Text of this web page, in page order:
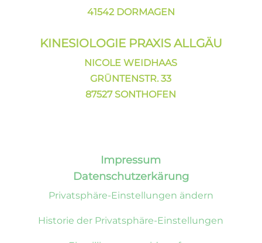
41542 DORMAGEN
KINESIOLOGIE PRAXIS ALLGÄU
NICOLE WEIDHAAS
GRÜNTENSTR. 33
87527 SONTHOFEN
Impressum
Datenschutzerkärung
Privatsphäre-Einstellungen ändern
Historie der Privatsphäre-Einstellungen